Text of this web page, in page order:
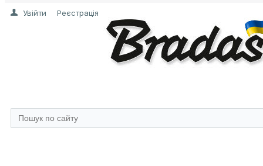
Увійти Реєстрація